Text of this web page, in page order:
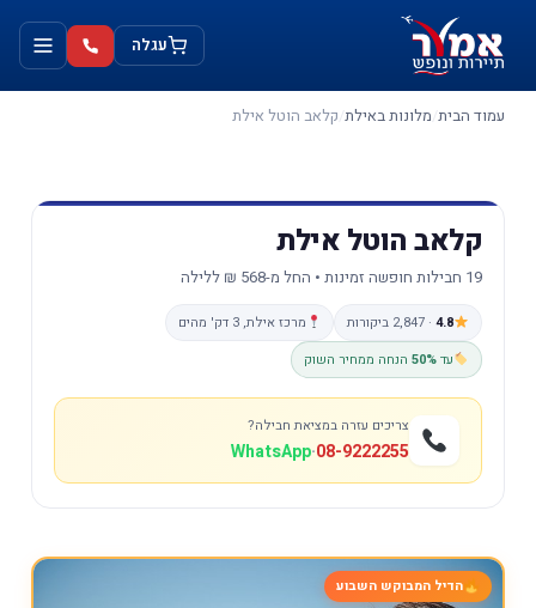
עגלה
עמוד הבית מלונות באילת קלאב הוטל אילת
קלאב הוטל אילת
19 חבילות חופשה זמינות • החל מ-568 ₪ ללילה
4.8· 2,847 ביקורות
מרכז אילת, 3 דק' מהים
עד50%הנחה ממחיר השוק
צריכים עזרה במציאת חבילה?
08-9222255
·
WhatsApp
הדיל המבוקש השבוע